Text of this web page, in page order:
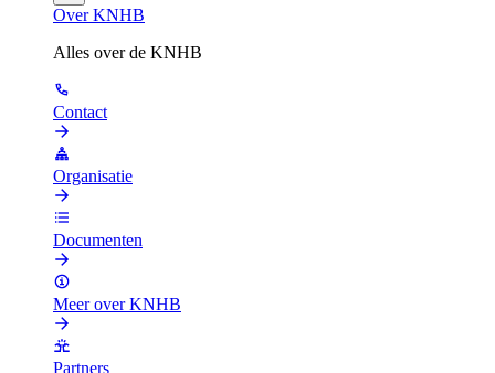
Over KNHB
Alles over de KNHB
Contact
Organisatie
Documenten
Meer over KNHB
Partners